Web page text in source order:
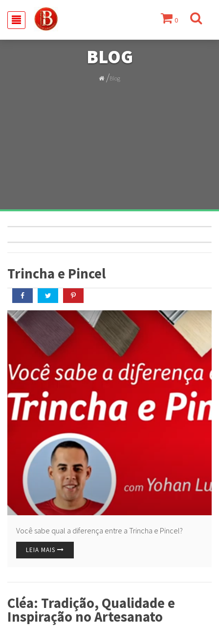
0
BLOG
/Blog
Trincha e Pincel
Você sabe qual a diferença entre a Trincha e Pincel?
LEIA MAIS
Cléa: Tradição, Qualidade e
Inspiração no Artesanato